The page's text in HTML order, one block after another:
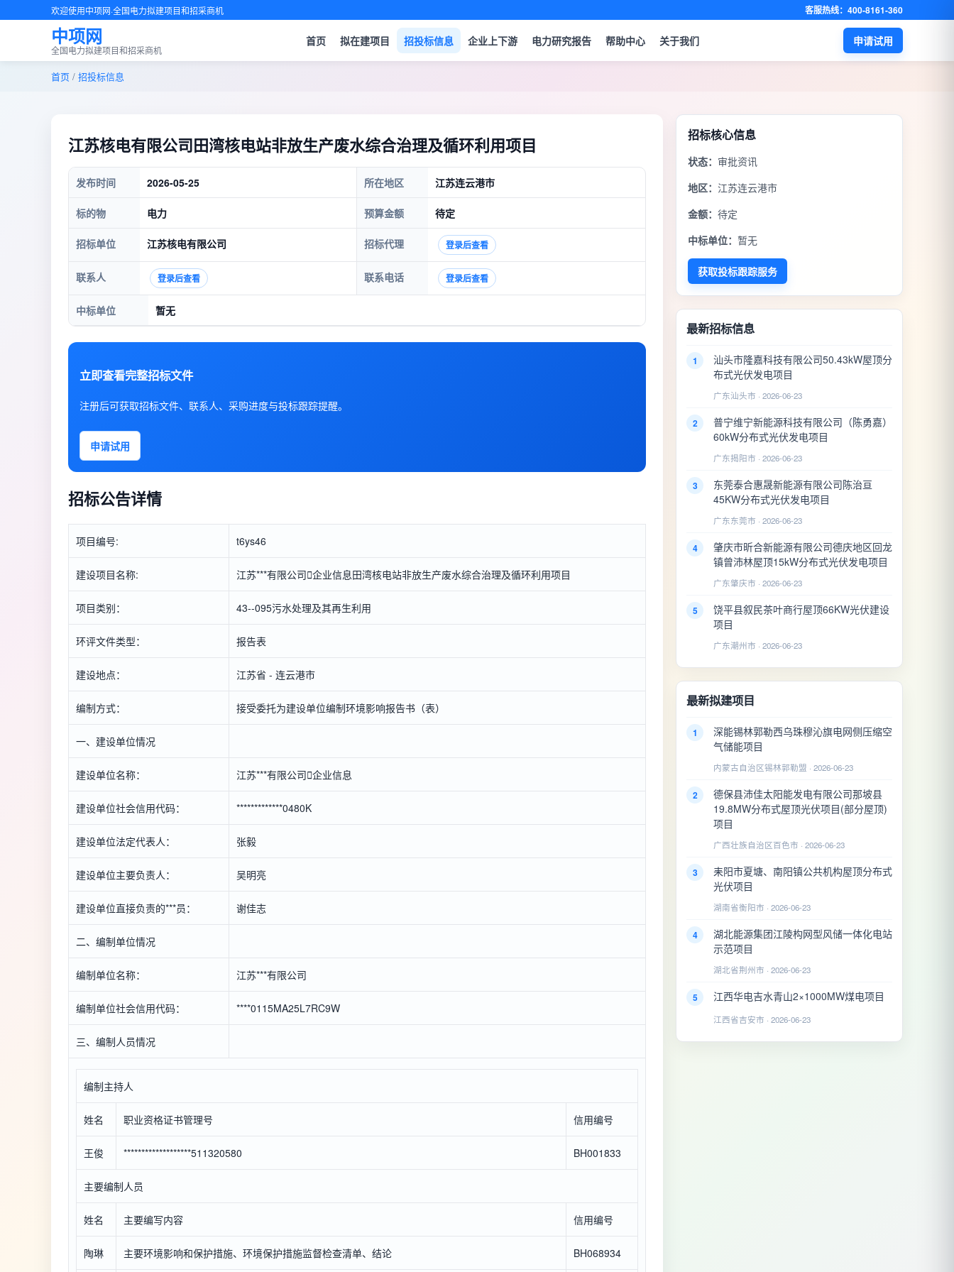
欢迎使用中项网·全国电力拟建项目和招采商机 客服热线：400-8161-360
中项网
全国电力拟建项目和招采商机
首页 拟在建项目 招投标信息 企业上下游 电力研究报告 帮助中心 关于我们 申请试用
首页 / 招投标信息
江苏核电有限公司田湾核电站非放生产废水综合治理及循环利用项目
发布时间 2026-05-25 所在地区 江苏连云港市
标的物 电力 预算金额 待定
招标单位 江苏核电有限公司 招标代理 登录后查看
联系人 登录后查看 联系电话 登录后查看
中标单位 暂无
立即查看完整招标文件
注册后可获取招标文件、联系人、采购进度与投标跟踪提醒。
申请试用
招标公告详情
项目编号: t6ys46
建设项目名称: 江苏***有限公司企业信息田湾核电站非放生产废水综合治理及循环利用项目
项目类别： 43--095污水处理及其再生利用
环评文件类型： 报告表
建设地点： 江苏省 - 连云港市
编制方式： 接受委托为建设单位编制环境影响报告书（表）
一、建设单位情况
建设单位名称： 江苏***有限公司企业信息
建设单位社会信用代码： *************0480K
建设单位法定代表人： 张毅
建设单位主要负责人： 吴明亮
建设单位直接负责的***员： 谢佳志
二、编制单位情况
编制单位名称： 江苏***有限公司
编制单位社会信用代码： ****0115MA25L7RC9W
三、编制人员情况
编制主持人
姓名 职业资格证书管理号 信用编号
王俊 *******************511320580 BH001833
主要编制人员
姓名 主要编写内容 信用编号
陶琳 主要环境影响和保护措施、环境保护措施监督检查清单、结论 BH068934
招标核心信息
状态： 审批资讯
地区： 江苏连云港市
金额： 待定
中标单位： 暂无
获取投标跟踪服务
最新招标信息
1
汕头市隆嘉科技有限公司50.43kW屋顶分
布式光伏发电项目
广东汕头市 · 2026-06-23
2
普宁维宁新能源科技有限公司（陈勇嘉）
60kW分布式光伏发电项目
广东揭阳市 · 2026-06-23
3
东莞泰合惠晟新能源有限公司陈治亘
45KW分布式光伏发电项目
广东东莞市 · 2026-06-23
4
肇庆市昕合新能源有限公司德庆地区回龙
镇曾沛林屋顶15kW分布式光伏发电项目
广东肇庆市 · 2026-06-23
5
饶平县叙民茶叶商行屋顶66KW光伏建设
项目
广东潮州市 · 2026-06-23
最新拟建项目
1
深能锡林郭勒西乌珠穆沁旗电网侧压缩空
气储能项目
内蒙古自治区锡林郭勒盟 · 2026-06-23
2
德保县沛佳太阳能发电有限公司那坡县
19.8MW分布式屋顶光伏项目(部分屋顶)
项目
广西壮族自治区百色市 · 2026-06-23
3
耒阳市夏塘、南阳镇公共机构屋顶分布式
光伏项目
湖南省衡阳市 · 2026-06-23
4
湖北能源集团江陵构网型风储一体化电站
示范项目
湖北省荆州市 · 2026-06-23
5 江西华电吉水青山2×1000MW煤电项目
江西省吉安市 · 2026-06-23